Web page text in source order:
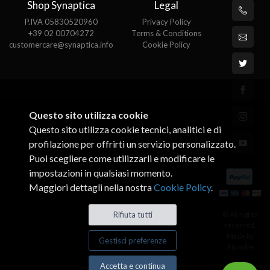
Shop Synaptica
P.IVA 05830520960
+39 02 00704272
customercare@synaptica.info
Legal
Privacy Policy
Terms & Conditions
Cookie Policy
Questo sito utilizza cookie
Questo sito utilizza cookie tecnici, analitici e di
profilazione per offrirti un servizio personalizzato.
Puoi scegliere come utilizzarli e modificare le
impostazioni in qualsiasi momento.
Maggiori dettagli nella nostraCookie Policy.
Rifiuta tutti
Gestisci preferenze
Accetta e continua